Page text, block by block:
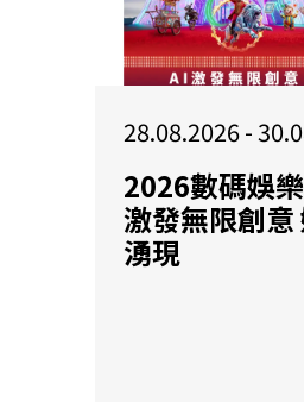
28.08.2026 -
2026數碼娛
激發無限創
湧現